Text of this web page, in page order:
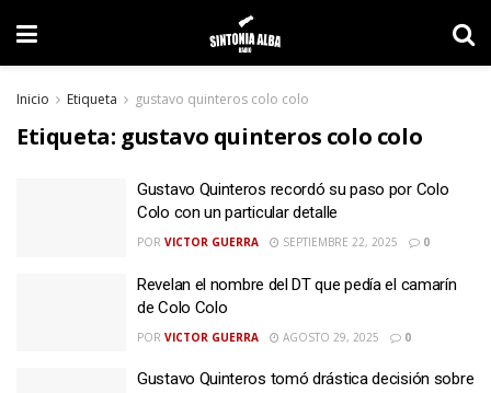
Inicio Etiqueta gustavo quinteros colo colo
Etiqueta: gustavo quinteros colo colo
Gustavo Quinteros recordó su paso por Colo
Colo con un particular detalle
POR VICTOR GUERRA SEPTIEMBRE 22, 2025 0
Revelan el nombre del DT que pedía el camarín
de Colo Colo
POR VICTOR GUERRA AGOSTO 29, 2025 0
Gustavo Quinteros tomó drástica decisión sobre